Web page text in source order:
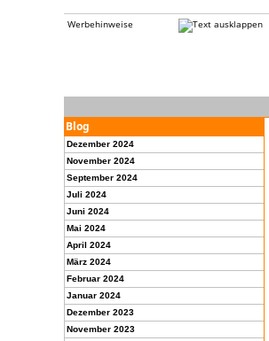
Werbehinweise
Blog
Dezember 2024
November 2024
September 2024
Juli 2024
Juni 2024
Mai 2024
April 2024
März 2024
Februar 2024
Januar 2024
Dezember 2023
November 2023